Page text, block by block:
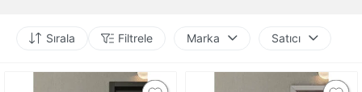
Sırala Filtrele Marka Satıcı